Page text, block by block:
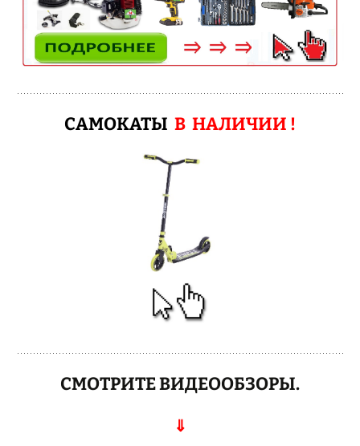
САМОКАТЫ В НАЛИЧИИ !
СМОТРИТЕ ВИДЕООБЗОРЫ.
⇓